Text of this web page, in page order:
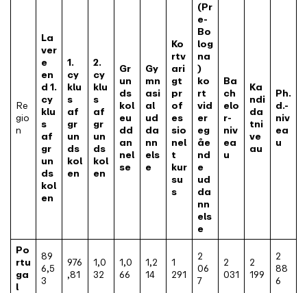
Re
gio
n
La
ver
e
en
d 1.
cy
klu
s
af
gr
un
ds
kol
en
1.
cy
klu
s
af
gr
un
ds
kol
en
2.
cy
klu
s
af
gr
un
ds
kol
en
Gr
un
ds
kol
eu
dd
an
nel
se
Gy
mn
asi
al
ud
da
nn
els
e
Ko
rtv
ari
gt
pr
of
es
sio
nel
t
kur
su
s
(Pr
e-
Bo
log
na
)
ko
rt
vid
er
eg
åe
nd
e
ud
da
nn
els
e
Ba
ch
elo
r-
niv
ea
u
Ka
ndi
da
tni
ve
au
Ph.
d.-
niv
ea
u
Po
rtu
ga
l
89
6,5
3
976
,81
1,0
32
1,0
66
1,2
14
1
291
2
06
7
2
031
2
199
2
88
6